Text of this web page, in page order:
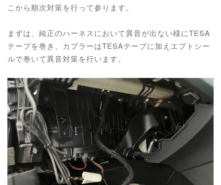
こから順次対策を行って参ります。
まずは、純正のハーネスにおいて異音が出ない様にTESA
テープを巻き、カプラーはTESAテープに加えエプトシー
ルで巻いて異音対策を行います。